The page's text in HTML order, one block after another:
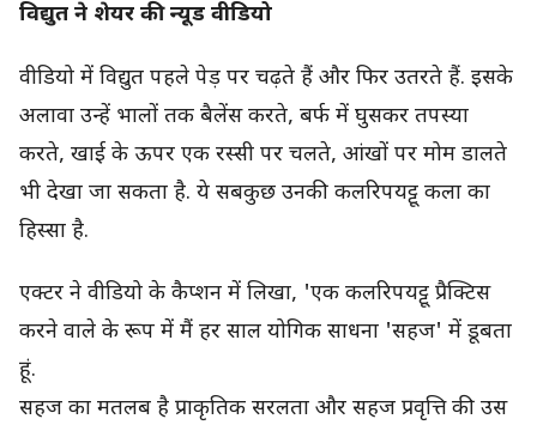
विद्युत ने शेयर की न्यूड वीडियो
वीडियो में विद्युत पहले पेड़ पर चढ़ते हैं और फिर उतरते हैं. इसके
अलावा उन्हें भालों तक बैलेंस करते, बर्फ में घुसकर तपस्या
करते, खाई के ऊपर एक रस्सी पर चलते, आंखों पर मोम डालते
भी देखा जा सकता है. ये सबकुछ उनकी कलरिपयट्टू कला का
हिस्सा है.
एक्टर ने वीडियो के कैप्शन में लिखा, 'एक कलरिपयट्टू प्रैक्टिस
करने वाले के रूप में मैं हर साल योगिक साधना 'सहज' में डूबता
हूं.
सहज का मतलब है प्राकृतिक सरलता और सहज प्रवृत्ति की उस